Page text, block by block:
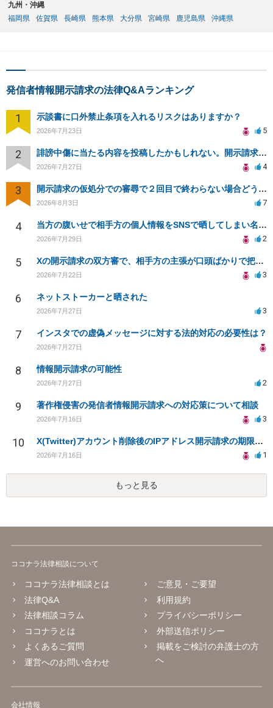
九州・沖縄
福岡県
佐賀県 長崎県 熊本県 大分県 宮崎県 鹿児島県 沖縄県
発信者情報開示請求の法律Q&Aランキング
1 示談書に口外禁止条項を入れるリスクはありますか？
2026年7月23日 5
2 誹謗中傷に当たる内容を投稿したかもしれない。開示請求や民事刑事裁判に発展しうるのか教えて欲しい。
2026年7月27日 4
3 開示請求の仮処分での審尋で２回目で終わらない場合どうしたらいいですか
2026年8月3日 7
4 当方の腹いせで相手方の個人情報をSNSで晒してしまい名誉毀損させてしまったかもしれない
2026年7月29日 2
5 Xの開示請求の双方審で、相手方の主張が口頭ばかりで把握しきれません
2026年7月22日 3
6 ネットストーカーと晒された
2026年7月27日 3
7 インスタでの虚偽メッセージに対する法的対応の必要性は？
2026年7月27日
8 情報開示請求の可能性
2026年7月27日 2
9 著作権侵害の発信者情報開示請求への対応策について相談
2026年7月16日 3
10 X(Twitter)アカウント削除後のIPアドレス開示請求の期限は？
2026年7月16日 1
もっと見る
ココナラ法律相談について
ココナラ法律相談とは
法律Q&A
法律相談コラム
ココナラとは
よくあるご質問
運営へのお問い合わせ
ご意見・ご要望
利用規約
プライバシーポリシー
外部送信ポリシー
掲載をご検討の弁護士の方
へ
会社情報